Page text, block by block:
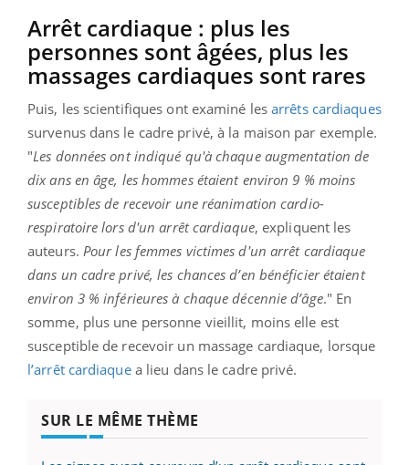
Arrêt cardiaque : plus les
personnes sont âgées, plus les
massages cardiaques sont rares
Puis, les scientifiques ont examiné lesarrêts cardiaques
survenus dans le cadre privé, à la maison par exemple.
"Les données ont indiqué qu'à chaque augmentation de
dix ans en âge, les hommes étaient environ 9 % moins
susceptibles de recevoir une réanimation cardio-
respiratoire lors d'un arrêt cardiaque, expliquent les
auteurs. Pour les femmes victimes d'un arrêt cardiaque
dans un cadre privé, les chances d’en bénéficier étaient
environ 3 % inférieures à chaque décennie d’âge." En
somme, plus une personne vieillit, moins elle est
susceptible de recevoir un massage cardiaque, lorsque
l’arrêt cardiaquea lieu dans le cadre privé.
SUR LE MÊME THÈME